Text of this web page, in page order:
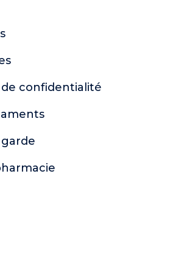
de confidentialité